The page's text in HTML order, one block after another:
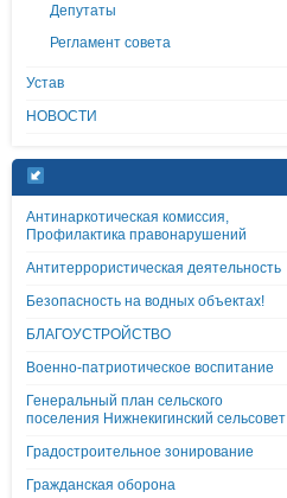
Депутаты
Регламент совета
Устав
НОВОСТИ
Антинаркотическая комиссия,
Профилактика правонарушений
Антитеррористическая деятельность
Безопасность на водных объектах!
БЛАГОУСТРОЙСТВО
Военно-патриотическое воспитание
Генеральный план сельского
поселения Нижнекигинский сельсовет
Градостроительное зонирование
Гражданская оборона